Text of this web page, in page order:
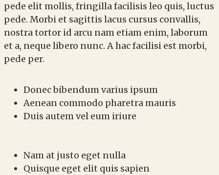
pede elit mollis, fringilla facilisis leo quis, luctus
pede. Morbi et sagittis lacus cursus convallis,
nostra tortor id arcu nam etiam enim, laborum
et a, neque libero nunc. A hac facilisi est morbi,
pede per.
Donec bibendum varius ipsum
Aenean commodo pharetra mauris
Duis autem vel eum iriure
Nam at justo eget nulla
Quisque eget elit quis sapien